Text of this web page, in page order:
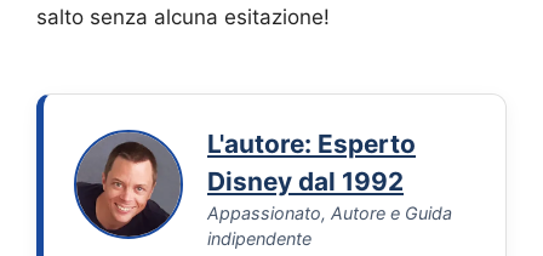
salto senza alcuna esitazione!
L'autore: Esperto
Disney dal 1992
Appassionato, Autore e Guida
indipendente